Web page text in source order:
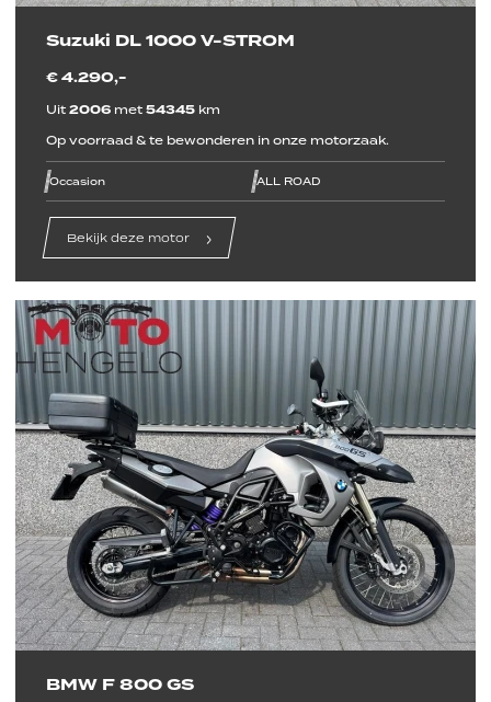
Suzuki DL 1000 V-STROM
€ 4.290,-
Uit 2006 met 54345 km
Op voorraad & te bewonderen in onze motorzaak.
line
line
line
Occasion line
line
line
ALL ROAD
Bekijk deze motor
BMW F 800 GS